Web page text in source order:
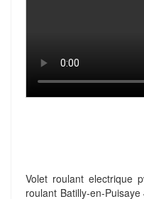
Volet roulant electrique
roulant Batilly-en-